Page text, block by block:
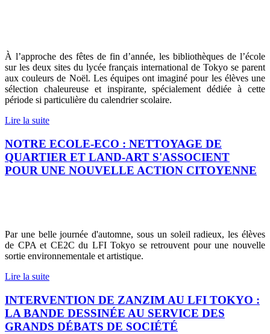
À l’approche des fêtes de fin d’année, les bibliothèques de l’école
sur les deux sites du lycée français international de Tokyo se parent
aux couleurs de Noël. Les équipes ont imaginé pour les élèves une
sélection chaleureuse et inspirante, spécialement dédiée à cette
période si particulière du calendrier scolaire.
Lire la suite
NOTRE ECOLE-ECO : NETTOYAGE DE
QUARTIER ET LAND-ART S'ASSOCIENT
POUR UNE NOUVELLE ACTION CITOYENNE
Par une belle journée d'automne, sous un soleil radieux, les élèves
de CPA et CE2C du LFI Tokyo se retrouvent pour une nouvelle
sortie environnementale et artistique.
Lire la suite
INTERVENTION DE ZANZIM AU LFI TOKYO :
LA BANDE DESSINÉE AU SERVICE DES
GRANDS DÉBATS DE SOCIÉTÉ